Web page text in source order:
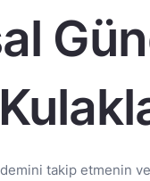
takip etmenin